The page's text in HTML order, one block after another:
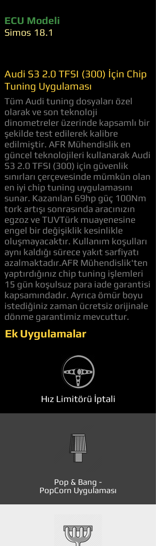
ECU Modeli
Simos 18.1
Audi S3 2.0 TFSI (300) İçin Chip
Tuning Uygulaması
Tüm Audi tuning dosyaları özel
olarak ve son teknoloji
dinometreler üzerinde kapsamlı bir
şekilde test edilerek kalibre
edilmiştir. AFR Mühendislik en
güncel teknolojileri kullanarak Audi
S3 2.0 TFSI (300) için güvenlik
sınırları çerçevesinde mümkün olan
en iyi chip tuning uygulamasını
sunar. Kazanılan 69hp güç 100Nm
tork artışı sonrasında aracınızın
egzoz ve TUVTürk muayenesine
engel bir değişiklik kesinlikle
oluşmayacaktır. Kullanım koşulları
aynı kaldığı sürece yakıt sarfiyatı
azalmaktadır.AFR Mühendislik'ten
yaptırdığınız chip tuning işlemleri
15 gün koşulsuz para iade garantisi
kapsamındadır. Ayrıca ömür boyu
istediğiniz zaman ücretsiz orijinale
dönme garantimiz mevcuttur.
Ek Uygulamalar
Hız Limitörü İptali
Pop & Bang -
PopCorn Uygulaması